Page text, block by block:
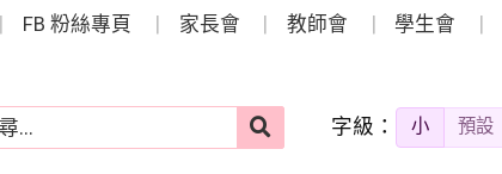
FB 粉絲專頁 家長會 教師會 學生會
字級： 小 預設